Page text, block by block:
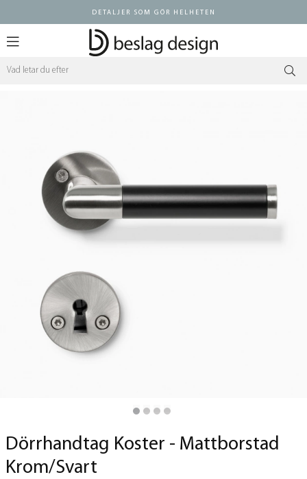
DETALJER SOM GÖR HELHETEN
Dörrhandtag Koster - Mattborstad
Krom/Svart